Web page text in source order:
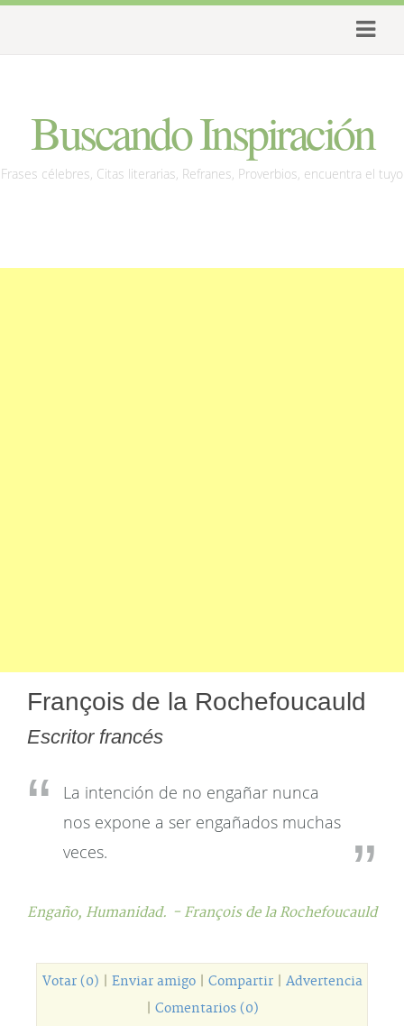
Buscando Inspiración
Frases célebres, Citas literarias, Refranes, Proverbios, encuentra el tuyo
François de la Rochefoucauld
Escritor francés
La intención de no engañar nunca
nos expone a ser engañados muchas
veces.
Engaño, Humanidad. - François de la Rochefoucauld
Votar (0) Enviar amigo| Compartir| Advertencia
Comentarios (0)